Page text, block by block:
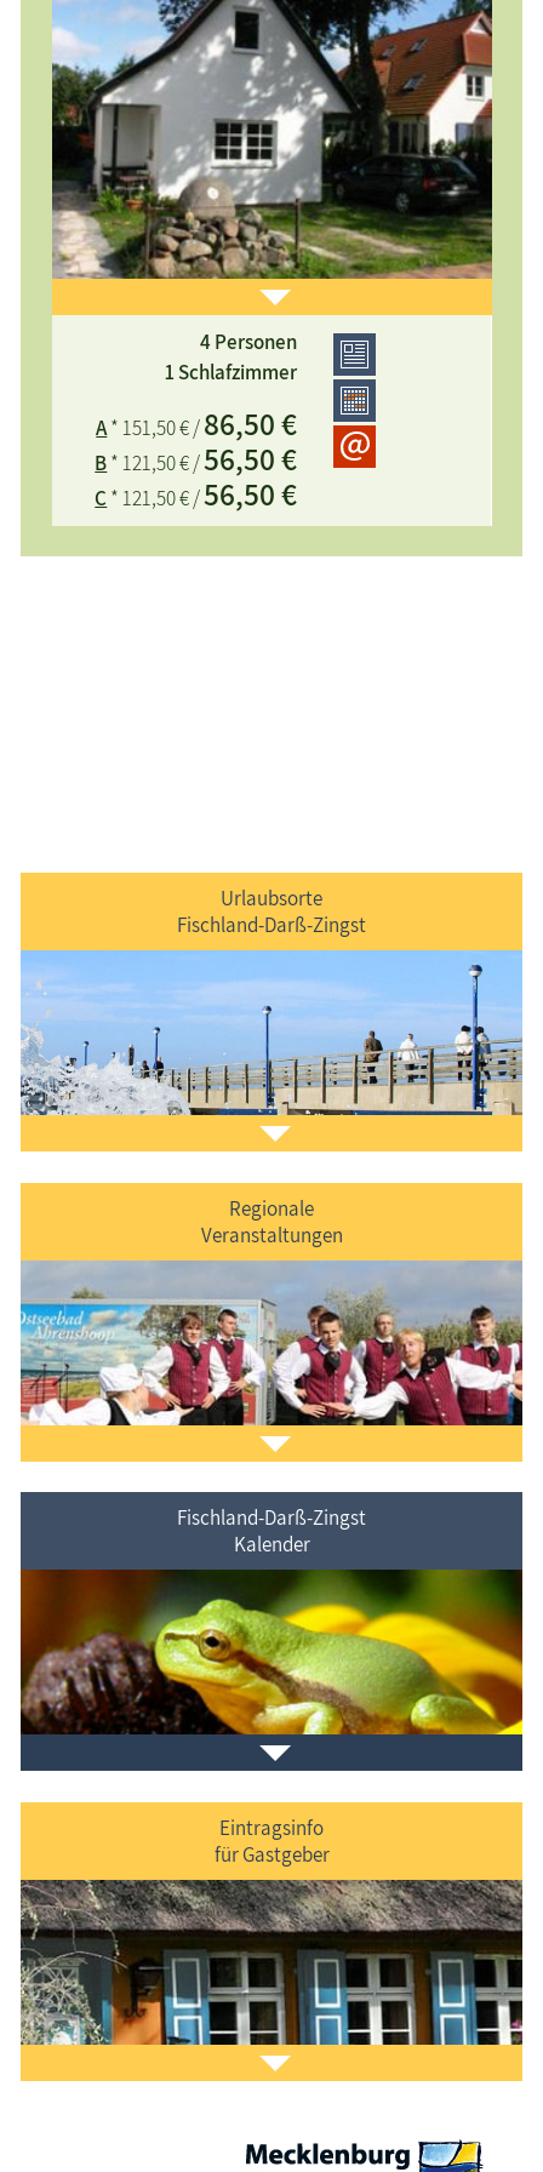
1 Aufbettung möglich, zentral gelegen, Terrasse,
4 Personen
1 Schlafzimmer
A* 151,50 € /86,50 €
B* 121,50 € /56,50 €
C * 121,50 € /56,50 €
Urlaubsorte
Fischland-Darß-Zingst
DerFerienorte auf Fischland-Darß-Zingst
vorgestellt.
Regionale
Veranstaltungen
Veranstaltungenim Ferienort und in der Umgebung.
Fischland-Darß-Zingst
Kalender
Laden Sie sich ein Stück Urlaub mit demFischland-
Darß-Zingst-Kalenderauf den Bildschirm.
Eintragsinfo
für Gastgeber